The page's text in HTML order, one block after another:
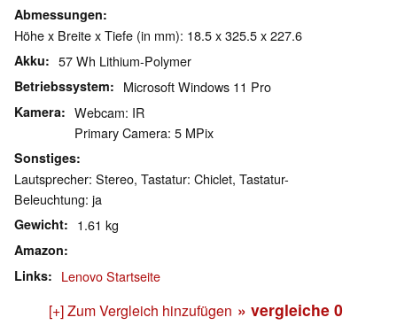
Abmessungen
Höhe x Breite x Tiefe (in mm): 18.5 x 325.5 x 227.6
Akku 57 Wh Lithium-Polymer
Betriebssystem Microsoft Windows 11 Pro
Kamera
Webcam: IR
Primary Camera: 5 MPix
Sonstiges
Lautsprecher: Stereo, Tastatur: Chiclet, Tastatur-
Beleuchtung: ja
Gewicht 1.61 kg
Amazon
Links
Lenovo Startseite
[+] Zum Vergleich hinzufügen » vergleiche 0